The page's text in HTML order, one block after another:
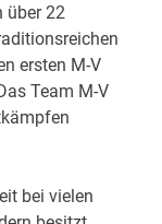
über 22
ersten M-V
Team M-V
bei vielen